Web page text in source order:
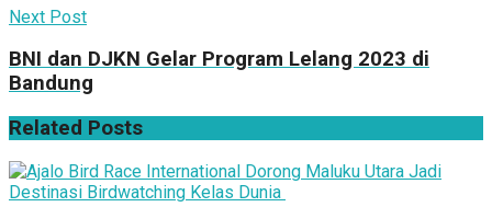
Next Post
BNI dan DJKN Gelar Program Lelang 2023 di
Bandung
Related Posts